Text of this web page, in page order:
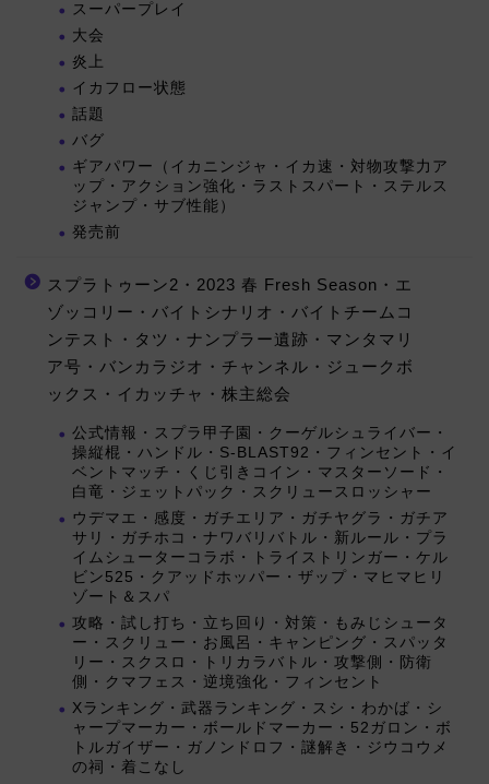
スーパープレイ
大会
炎上
イカフロー状態
話題
バグ
ギアパワー（イカニンジャ・イカ速・対物攻撃力ア
ップ・アクション強化・ラストスパート・ステルス
ジャンプ・サブ性能）
発売前
スプラトゥーン2・2023 春 Fresh Season・エ
ゾッコリー・バイトシナリオ・バイトチームコ
ンテスト・タツ・ナンプラー遺跡・マンタマリ
ア号・バンカラジオ・チャンネル・ジュークボ
ックス・イカッチャ・株主総会
公式情報・スプラ甲子園・クーゲルシュライバー・
操縦棍・ハンドル・S-BLAST92・フィンセント・イ
ベントマッチ・くじ引きコイン・マスターソード・
白竜・ジェットパック・スクリュースロッシャー
ウデマエ・感度・ガチエリア・ガチヤグラ・ガチア
サリ・ガチホコ・ナワバリバトル・新ルール・プラ
イムシューターコラボ・トライストリンガー・ケル
ビン525・クアッドホッパー・ザップ・マヒマヒリ
ゾート＆スパ
攻略・試し打ち・立ち回り・対策・もみじシュータ
ー・スクリュー・お風呂・キャンピング・スパッタ
リー・スクスロ・トリカラバトル・攻撃側・防衛
側・クマフェス・逆境強化・フィンセント
Xランキング・武器ランキング・スシ・わかば・シ
ャープマーカー・ボールドマーカー・52ガロン・ボ
トルガイザー・ガノンドロフ・謎解き・ジウコウメ
の祠・着こなし